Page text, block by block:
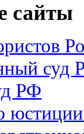
сайты
суд
РФ